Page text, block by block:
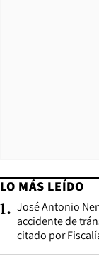
LO MÁS LEÍDO
1. José Antonio
accidente de
citado por